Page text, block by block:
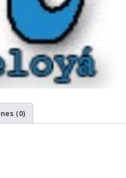
(0)